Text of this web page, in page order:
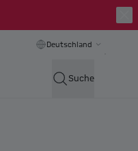
Deutschland
Suche